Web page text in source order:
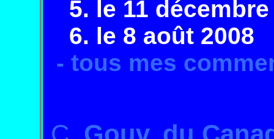
5. le 11
6. le 8 août 2008
- tous mes